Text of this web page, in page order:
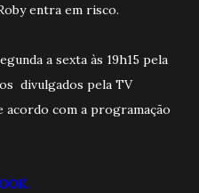
entra em risco.
a sexta às 19h15 pela
divulgados pela TV
acordo com a programação